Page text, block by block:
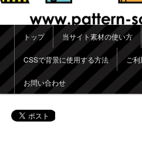
メインメニュー
メインコンテンツへ移動
サブコンテンツへ移動
トップ 当サイト素材の使い方
CSSで背景に使用する方法 ご利
お問い合わせ